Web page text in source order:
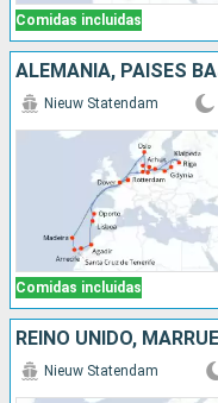
Comidas incluidas
Comidas incluidas
Nieuw Statendam
Nieuw Statendam